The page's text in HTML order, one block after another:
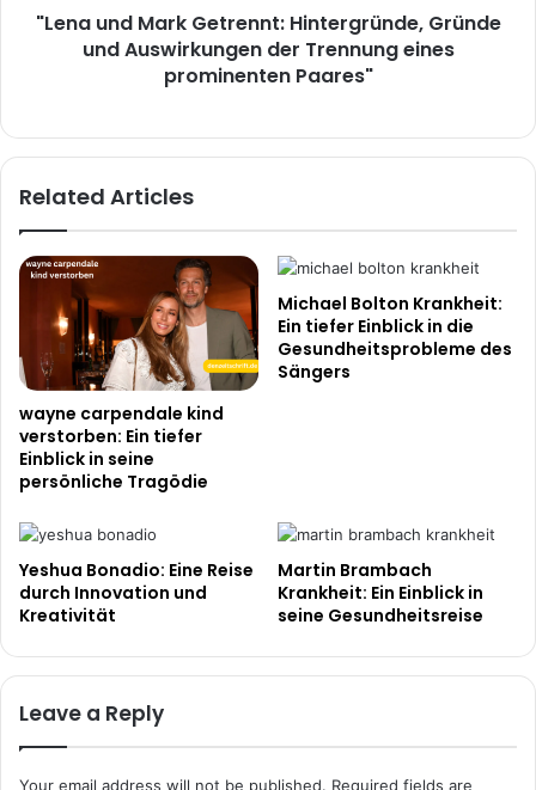
Trennung
"Lena und Mark Getrennt: Hintergründe, Gründe
und Auswirkungen der Trennung eines
prominenten Paares"
Related Articles
wayne carpendale kind
verstorben: Ein tiefer
Einblick in seine
persönliche Tragödie
Michael Bolton Krankheit:
Ein tiefer Einblick in die
Gesundheitsprobleme des
Sängers
Yeshua Bonadio: Eine Reise
durch Innovation und
Kreativität
Martin Brambach
Krankheit: Ein Einblick in
seine Gesundheitsreise
Leave a Reply
Your email address will not be published. Required fields are